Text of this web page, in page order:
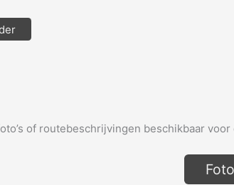
of routebeschrijvingen beschikbaar